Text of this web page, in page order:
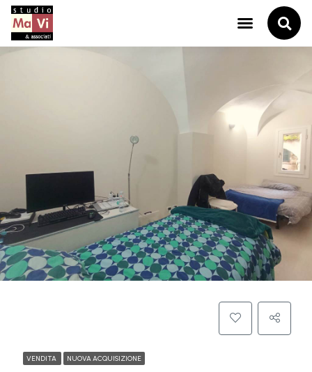
VENDITA NUOVA ACQUISIZIONE